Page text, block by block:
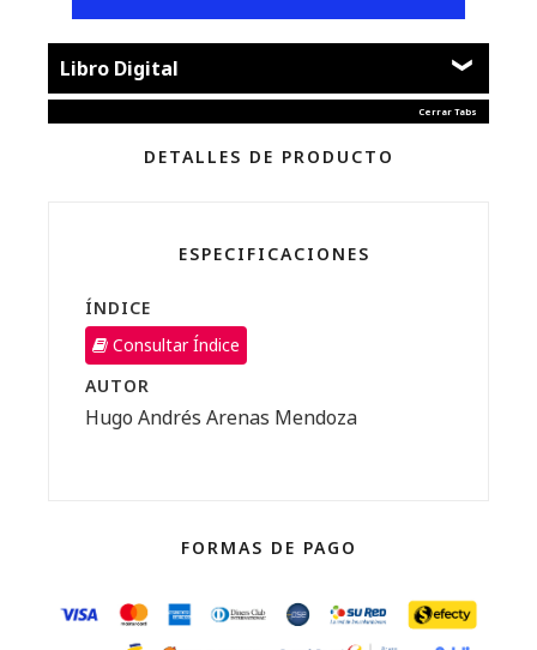
Libro Digital
https://librosdigitales.legis.co/reader/
medioambiental-del-estado-1a-ed?
Cerrar Tabs
DETALLES DE PRODUCTO
ESPECIFICACIONES
ÍNDICE
Consultar Índice
AUTOR
Hugo Andrés Arenas Mendoza
FORMAS DE PAGO